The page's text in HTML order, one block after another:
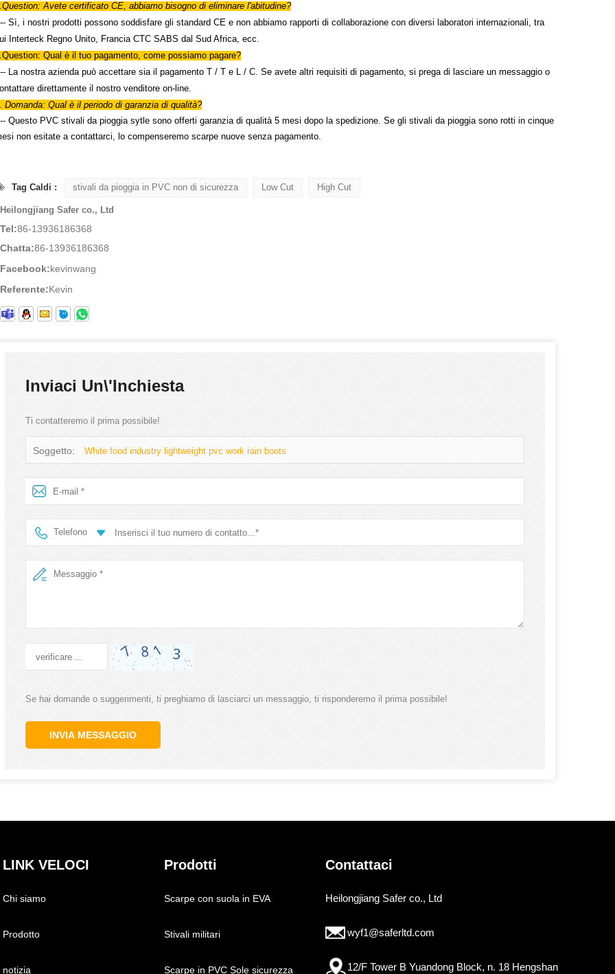
Avete certificato CE, abbiamo bisogno di eliminare l'abitudine?
Sì, i nostri prodotti possono soddisfare gli standard CE e non abbiamo rapporti di collaborazione con diversi laboratori internazionali, tra
Interteck Regno Unito, Francia CTC SABS dal Sud Africa, ecc.
Qual è il tuo pagamento, come possiamo pagare?
La nostra azienda può accettare sia il pagamento T / T e L / C. Se avete altri requisiti di pagamento, si prega di lasciare un messaggio o
direttamente il nostro venditore on-line.
Domanda: Qual è il periodo di garanzia di qualità?
Questo PVC stivali da pioggia sytle sono offerti garanzia di qualità 5 mesi dopo la spedizione. Se gli stivali da pioggia sono rotti in cinque
non esitate a contattarci, lo compenseremo scarpe nuove senza pagamento.
Tag Caldi : stivali da pioggia in PVC non di sicurezza Low Cut High Cut
Heilongjiang Safer co., Ltd
Tel:86-13936186368
Chatta:86-13936186368
Facebook:kevinwang
Referente:Kevin
Inviaci Un\'inchiesta
Ti contatteremo il prima possibile!
Soggetto: White food industry lightweight pvc work rain boots
Telefono
Se hai domande o suggerimenti, ti preghiamo di lasciarci un messaggio, ti risponderemo il prima possibile!
INVIA MESSAGGIO
LINK VELOCI
Chi siamo
Prodotto
notizia
Prodotti
Scarpe con suola in EVA
Stivali militari
Scarpe in PVC Sole sicurezza
Contattaci
Heilongjiang Safer co., Ltd
wyf1@saferltd.com
12/F Tower B Yuandong Block, n. 18 Hengshan